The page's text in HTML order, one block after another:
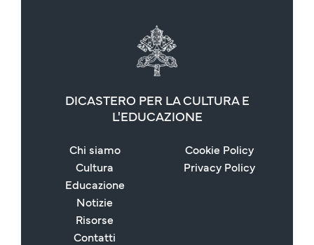
DICASTERO PER LA CULTURA E
L'EDUCAZIONE
Chi siamo
Cultura
Educazione
Notizie
Risorse
Contatti
Cookie Policy
Privacy Policy